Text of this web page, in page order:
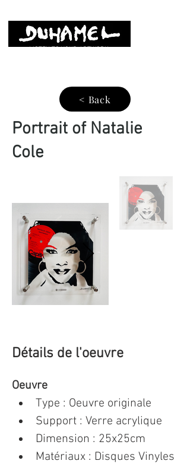
LISTEN TO YOUR ARTWORK
< Back
Portrait of Natalie
Cole
Détails de l'oeuvre
Oeuvre
Type : Oeuvre originale
Support : Verre acrylique
Dimension : 25x25cm
Matériaux : Disques Vinyles